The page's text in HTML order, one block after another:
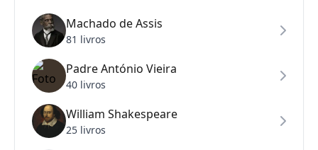
Machado de Assis
81 livros
Padre António Vieira
40 livros
William Shakespeare
25 livros